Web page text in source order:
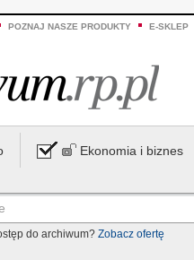
POZNAJ NASZE PRODUKTY E-SKLEP
Ekonomia i biznes
do archiwum? Zobacz ofertę